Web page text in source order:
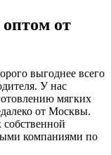
от
выгоднее всего
У нас
мягких
от Москвы.
компаниями по